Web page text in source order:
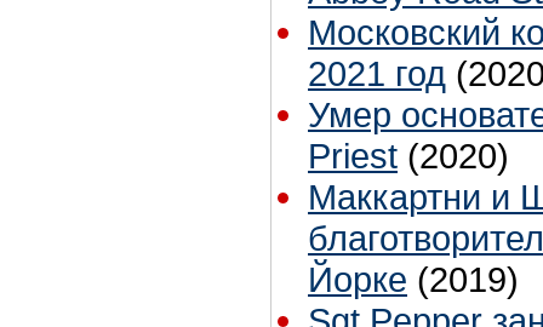
Московский
2021 год
Умер
Priest (2020)
Маккартни и
Йорке (2019)